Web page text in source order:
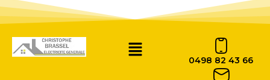
0498 82 43 66